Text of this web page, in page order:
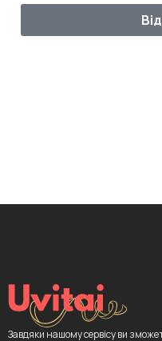
Завдяки нашому сервісу ви